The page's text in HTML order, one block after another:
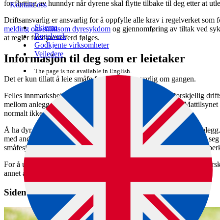
Kontakt oss
Skjema
Regelverk
Godkjente virksomheter
Veiledere
The page is not available in English.
for flytting av hunndyr når dyrene skal flytte tilbake til deg etter at
Driftsansvarlig er ansvarlig for å oppfylle alle krav i regelverket som
melding om smittsom dyresykdom og gjennomføring av tiltak ved
at regler for dyrevelferd følges.
Informasjon til deg som er leietaker
Det er kun tillatt å leie småfe fra én driftsansvarlig om gangen.
Felles innmarksbeite med sau eller geit fra anlegg med forskjellig
mellom anlegg med småfe. Det er forbudt, og du må søke
normalt ikke gitt.
Å ha dyr på felles innmarksbeite gir økt fare for smitte mellom
med andre selv om dyrene fra de ulike anleggene skulle oppholde
småfesjukdommer kan smitte på beite, for eksempel fotråte,
For å unngå smitte bør innmarksbeiter som benyttes av småfe fra
annet anlegg slippes på samme innmarksbeite.
Siden er en del av denne veiledningen: